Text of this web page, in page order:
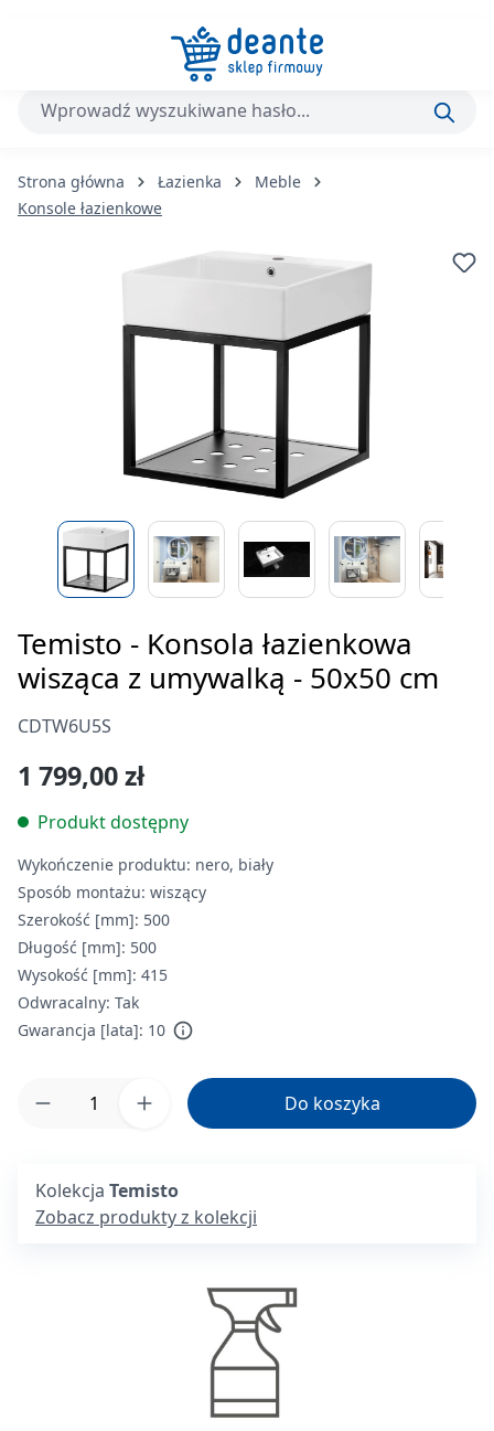
Przejdź do głównej zawartości
Strona główna Łazienka
Meble
Konsole łazienkowe
Pomiń galerię zdjęć
Temisto - Konsola łazienkowa
wisząca z umywalką - 50x50 cm
CDTW6U5S
1 799,00 zł
Produkt dostępny
Wykończenie produktu: nero, biały
Sposób montażu: wiszący
Szerokość [mm]: 500
Długość [mm]: 500
Wysokość [mm]: 415
Odwracalny: Tak
Gwarancja [lata]: 10
Ilość produktu: Wprowadź żądaną ilość
Do koszyka
Kolekcja Temisto
Zobacz produkty z kolekcji